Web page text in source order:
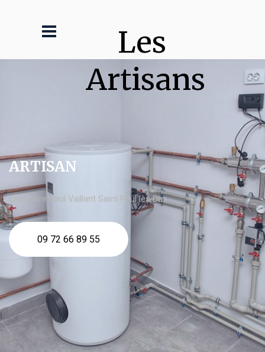
Les
Artisans
ARTISAN
chaudière fioul Vaillant Saint Paul lès Dax
09 72 66 89 55